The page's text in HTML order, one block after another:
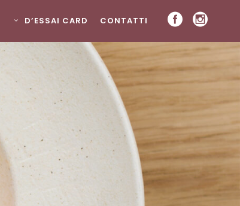
D’ESSAI CARD CONTATTI